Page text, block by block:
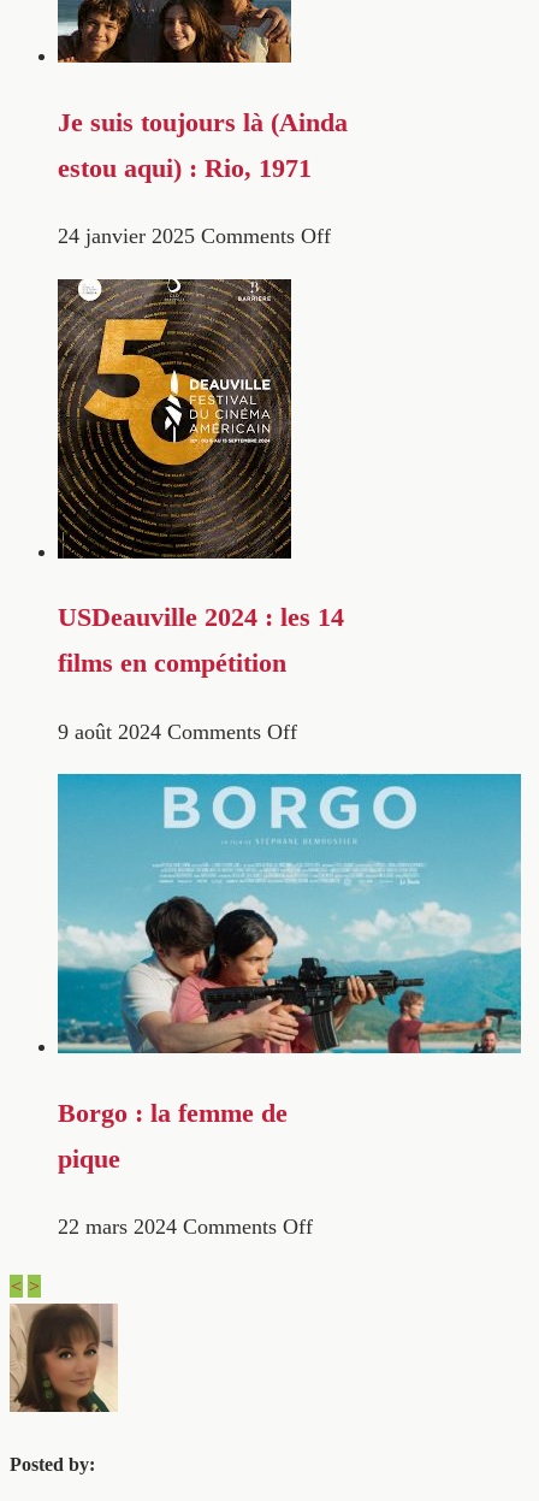
Je suis toujours là (Ainda
estou aqui) : Rio, 1971
24 janvier 2025 Comments Off
USDeauville 2024 : les 14
films en compétition
9 août 2024 Comments Off
Borgo : la femme de
pique
22 mars 2024 Comments Off
< >
Posted by: